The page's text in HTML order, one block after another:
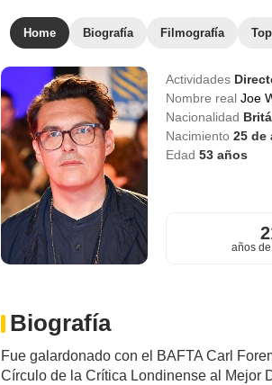
Home Biografía Filmografía
Actividades
Nombre real Joe
Nacionalidad
Nacimiento 25 de
Edad 53años
años
Biografía
Fue galardonado con el BAFTA Carl
Círculo de la Crítica Londinense al Mejor